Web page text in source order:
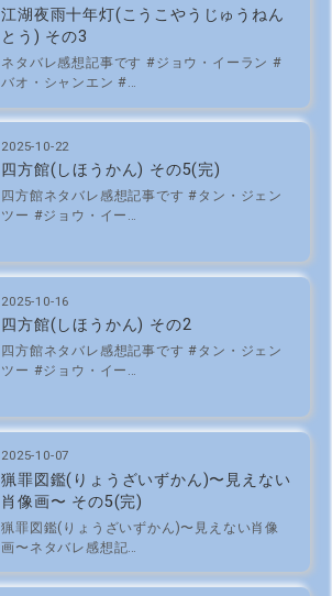
江湖夜雨十年灯(こうこやうじゅうねん
とう) その3
ネタバレ感想記事です #ジョウ・イーラン #
バオ・シャンエン #…
2025-10-22
四方館(しほうかん) その5(完)
四方館ネタバレ感想記事です #タン・ジェン
ツー #ジョウ・イー…
2025-10-16
四方館(しほうかん) その2
四方館ネタバレ感想記事です #タン・ジェン
ツー #ジョウ・イー…
2025-10-07
猟罪図鑑(りょうざいずかん)〜見えない
肖像画〜 その5(完)
猟罪図鑑(りょうざいずかん)〜見えない肖像
画〜ネタバレ感想記…